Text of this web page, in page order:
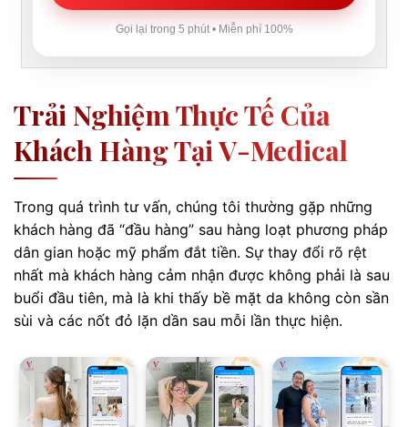
Gọi lại trong 5 phút • Miễn phí 100%
Trải Nghiệm Thực Tế Của
Khách Hàng Tại V-Medical
Trong quá trình tư vấn, chúng tôi thường gặp những
khách hàng đã “đầu hàng” sau hàng loạt phương pháp
dân gian hoặc mỹ phẩm đắt tiền. Sự thay đổi rõ rệt
nhất mà khách hàng cảm nhận được không phải là sau
buổi đầu tiên, mà là khi thấy bề mặt da không còn sần
sùi và các nốt đỏ lặn dần sau mỗi lần thực hiện.